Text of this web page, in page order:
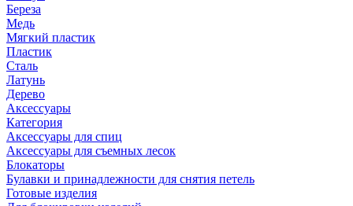
Береза
Медь
Мягкий пластик
Пластик
Сталь
Латунь
Дерево
Аксессуары
Категория
Аксессуары для спиц
Аксессуары для съемных лесок
Блокаторы
Булавки и принадлежности для снятия петель
Готовые изделия